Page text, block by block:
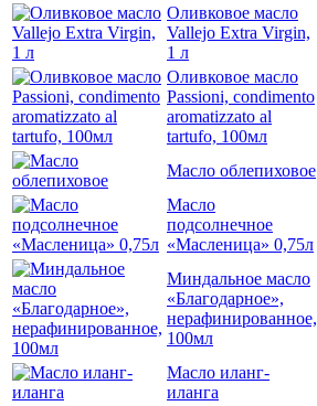
Оливковое масло
Vallejo Extra Virgin,
1 л
Оливковое масло
Passioni, condimento
aromatizzato al
tartufo, 100мл
Масло облепиховое
Масло
подсолнечное
«Масленица» 0,75л
Миндальное масло
«Благодарное»,
нерафинированное,
100мл
Масло иланг-
иланга